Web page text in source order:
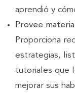
aprendió y
Provee
Proporciona
estrategias,
tutoriales que
mejorar sus